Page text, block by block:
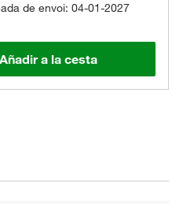
de envoi: 04-01-2027
Añadir a la cesta